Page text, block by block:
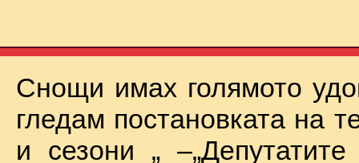
Снощи имах голямото
гледам постановката на
и сезони „